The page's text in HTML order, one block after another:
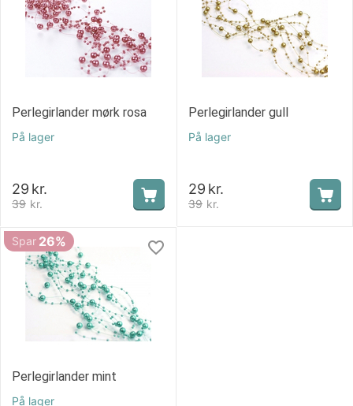
Perlegirlander mørk rosa
På lager
39 kr.
29 kr.
Perlegirlander gull
På lager
39 kr.
29 kr.
Spar 26%
Perlegirlander mint
På lager